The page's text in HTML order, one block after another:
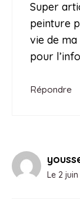
Super
peinture
vie de ma
pour
Répondre
Le 2